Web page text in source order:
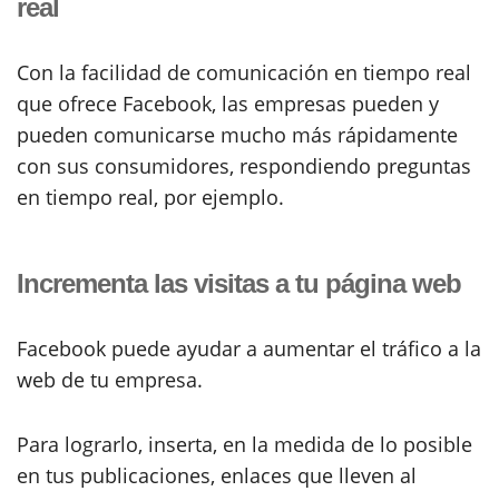
real
Con la facilidad de comunicación en tiempo real
que ofrece Facebook, las empresas pueden y
pueden comunicarse mucho más rápidamente
con sus consumidores, respondiendo preguntas
en tiempo real, por ejemplo.
Incrementa las visitas a tu página web
Facebook puede ayudar a aumentar el tráfico a la
web de tu empresa.
Para lograrlo, inserta, en la medida de lo posible
en tus publicaciones, enlaces que lleven al